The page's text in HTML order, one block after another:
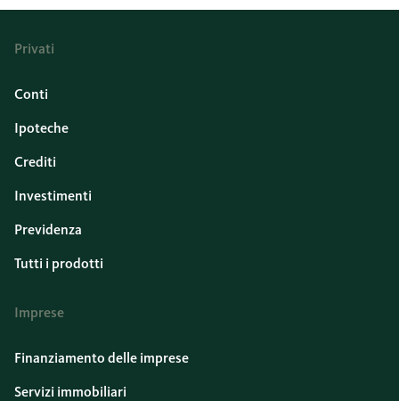
Privati
Conti
Ipoteche
Crediti
Investimenti
Previdenza
Tutti i prodotti
Imprese
Finanziamento delle imprese
Servizi immobiliari